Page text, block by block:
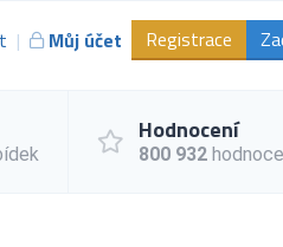
Můj účet Registrace
Hodnocení
800 932